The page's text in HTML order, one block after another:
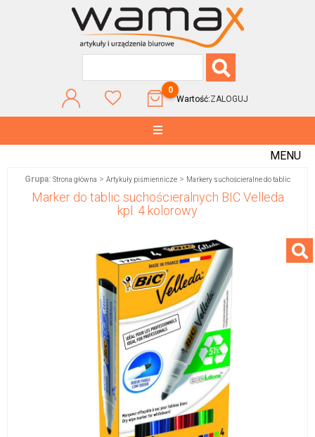
0
Wartość:ZALOGUJ
MENU
Grupa: Strona główna > Artykuły piśmiennicze > Markery suchościeralne do tablic
Marker do tablic suchościeralnych BIC Velleda
kpl. 4 kolorowy